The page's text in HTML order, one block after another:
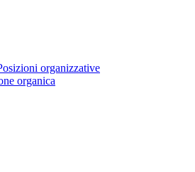
organizzative
organica